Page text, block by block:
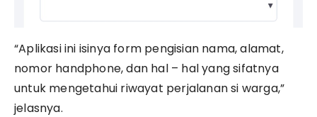
“Aplikasi ini isinya form pengisian nama, alamat,
nomor handphone, dan hal – hal yang sifatnya
untuk mengetahui riwayat perjalanan si warga,”
jelasnya.